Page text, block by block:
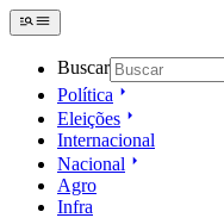
Buscar
Política
Eleições
Internacional
Nacional
Agro
Infra